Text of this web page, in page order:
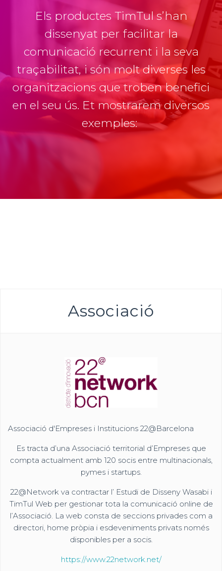
i
g
a
o
n
Els productes TimTul s’han
dissenyat per facilitar la
comunicació recurrent i la seva
traçabilitat, i són molt diverses les
organitzacions que troben benefici
en el seu ús. Et mostrarem diversos
exemples:
Associació
Associació d'Empreses i Institucions 22@Barcelona
Es tracta d’una Associació territorial d’Empreses que
compta actualment amb 120 socis entre multinacionals,
pymes i startups.
22@Network va contractar l’ Estudi de Disseny Wasabi i
TimTul Web per gestionar tota la comunicació online de
l’Associació. La web consta de seccions privades com a
directori, home pròpia i esdeveniments privats només
disponibles per a socis.
https://www.22network.net/